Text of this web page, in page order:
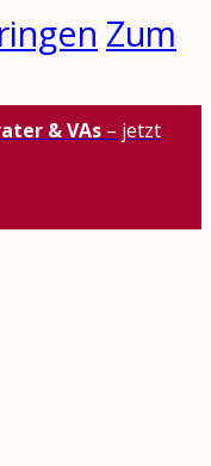
Zum
& VAs– jetzt